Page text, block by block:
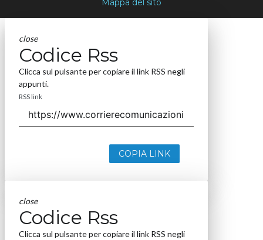
Mappa del sito
close
Codice Rss
Clicca sul pulsante per copiare il link RSS negli
appunti.
RSS link
COPIA LINK
close
Codice Rss
Clicca sul pulsante per copiare il link RSS negli